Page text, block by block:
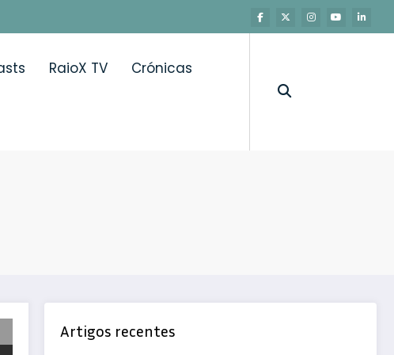
RaioX TV Crónicas
a qualidade de vida dos mais velhos?
Artigos recentes